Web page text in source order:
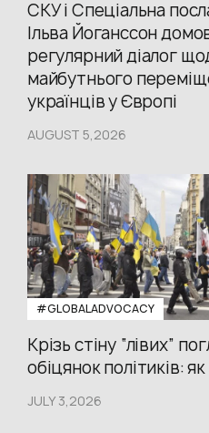
СКУ і Спеціальна
Ільва Йоганссон
регулярний діалог
майбутнього
українців у Європі
AUGUST 5,2026
#GLOBALADVOCACY
Крізь стіну “лівих”
обіцянок політиків:
JULY 3,2026